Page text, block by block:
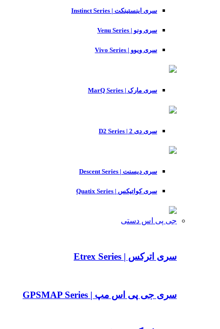
سری اینستینکت | Instinct Series
سری ونو | Venu Series
سری ویوو | Vivo Series
سری مارک | MarQ Series
سری دی 2 | D2 Series
سری دیسنت | Descent Series
سری کواتیکس | Quatix Series
جی پی اس دستی
سری اترکس | Etrex Series
سری جی پی اس مپ | GPSMAP Series